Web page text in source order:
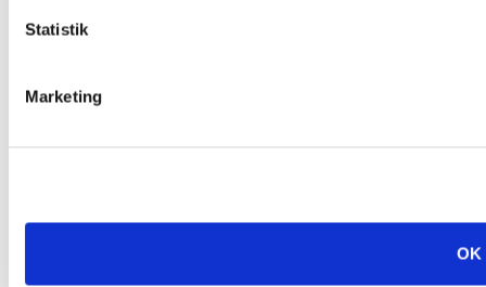
Statistik
Marketing
OK
Køb abonnement